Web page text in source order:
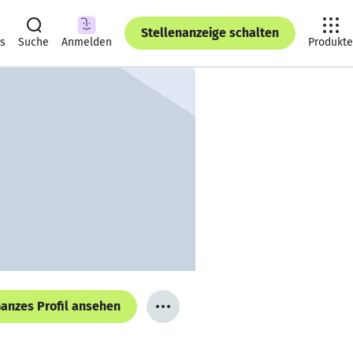
Suche Anmelden
Stellenanzeige schalten
Produkte
Profil ansehen